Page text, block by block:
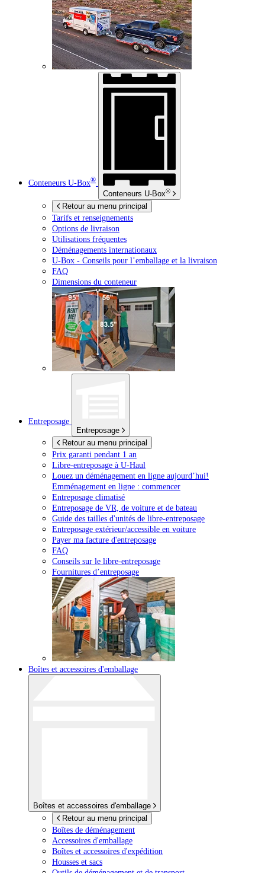
Conteneurs U-Box®
Conteneurs U-Box®
Retour au menu principal
Tarifs et renseignements
Options de livraison
Utilisations fréquentes
Déménagements internationaux
U-Box - Conseils pour l’emballage et la livraison
FAQ
Dimensions du conteneur
Entreposage
Entreposage
Retour au menu principal
Prix garanti pendant 1 an
Libre-entreposage à U-Haul
Louez un déménagement en ligne aujourd’hui!
Emménagement en ligne : commencer
Entreposage climatisé
Entreposage de VR, de voiture et de bateau
Guide des tailles d'unités de libre-entreposage
Entreposage extérieur/accessible en voiture
Payer ma facture d'entreposage
FAQ
Conseils sur le libre-entreposage
Fournitures d’entreposage
Boîtes et accessoires d'emballage
Boîtes et accessoires d'emballage
Retour au menu principal
Boîtes de déménagement
Accessoires d'emballage
Boîtes et accessoires d'expédition
Housses et sacs